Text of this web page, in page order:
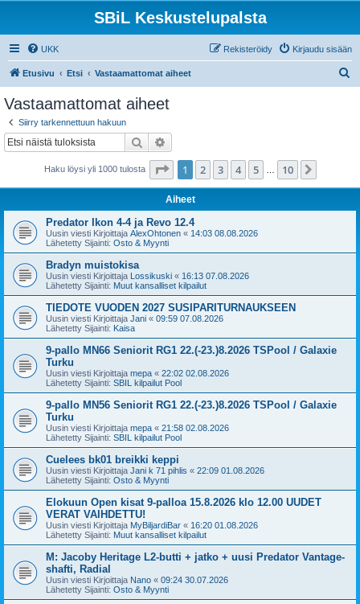
SBiL Keskustelupalsta
UKK Kirjaudu sisään
Rekisteröidy
Etusivu Etsi Vastaamattomat aiheet
Vastaamattomat aiheet
Siirry tarkennettuun hakuun
Etsi
Haku löysi yli 1000 tulosta Sivu /10
1 2 3 4 5 10
Aiheet
Predator Ikon 4-4 ja Revo 12.4
Uusin viesti Kirjoittaja AlexOhtonen « 14:03 08.08.2026
Lähetetty Sijainti: Osto & Myynti
Bradyn muistokisa
Uusin viesti Kirjoittaja Lossikuski « 16:13 07.08.2026
Lähetetty Sijainti: Muut kansalliset kilpailut
TIEDOTE VUODEN 2027 SUSIPARITURNAUKSEEN
Uusin viesti Kirjoittaja Jani « 09:59 07.08.2026
Lähetetty Sijainti: Kaisa
9-pallo MN66 Seniorit RG1 22.(-23.)8.2026 TSPool / Galaxie
Turku
Uusin viesti Kirjoittaja mepa « 22:02 02.08.2026
Lähetetty Sijainti: SBIL kilpailut Pool
9-pallo MN56 Seniorit RG1 22.(-23.)8.2026 TSPool / Galaxie
Turku
Uusin viesti Kirjoittaja mepa « 21:58 02.08.2026
Lähetetty Sijainti: SBIL kilpailut Pool
Cuelees bk01 breikki keppi
Uusin viesti Kirjoittaja Jani k 71 pihlis « 22:09 01.08.2026
Lähetetty Sijainti: Osto & Myynti
Elokuun Open kisat 9-palloa 15.8.2026 klo 12.00 UUDET
VERAT VAIHDETTU!
Uusin viesti Kirjoittaja MyBiljardiBar « 16:20 01.08.2026
Lähetetty Sijainti: Muut kansalliset kilpailut
M: Jacoby Heritage L2-butti + jatko + uusi Predator Vantage-
shafti, Radial
Uusin viesti Kirjoittaja Nano « 09:24 30.07.2026
Lähetetty Sijainti: Osto & Myynti